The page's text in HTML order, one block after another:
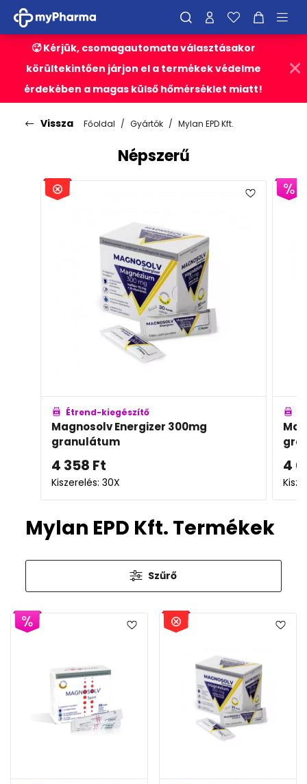
🥵 Kérjük, csomagautomata választásakor
körültekintően járjon el a termékek védelme
érdekében a magas külső hőmérséklet miatt!
Vissza Főoldal Gyártók Mylan EPD Kft.
Népszerű
Étrend-kiegészítő
Magnosolv Energizer 300mg
granulátum
4 358 Ft
Kiszerelés: 30X
4
Mylan EPD Kft. Termékek
Szűrő